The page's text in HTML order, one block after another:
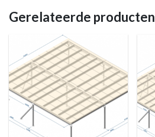
Gerelateerde producten